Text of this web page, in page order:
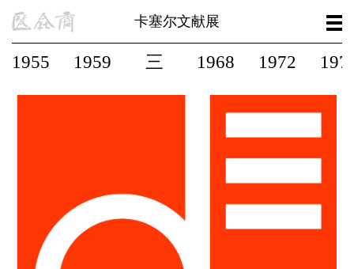
第十四届
关于
卡塞尔文献展
1955 1959 三 1968 1972